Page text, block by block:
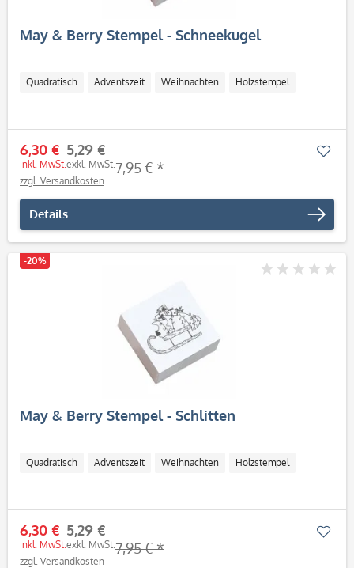
May & Berry Stempel - Schneekugel
Quadratisch Adventszeit Weihnachten Holzstempel
6,30 €
inkl. MwSt.
5,29 €
exkl. MwSt.7,95 € *
zzgl. Versandkosten
Details
-20%
May & Berry Stempel - Schlitten
Quadratisch Adventszeit Weihnachten Holzstempel
6,30 €
inkl. MwSt.
5,29 €
exkl. MwSt.7,95 € *
zzgl. Versandkosten